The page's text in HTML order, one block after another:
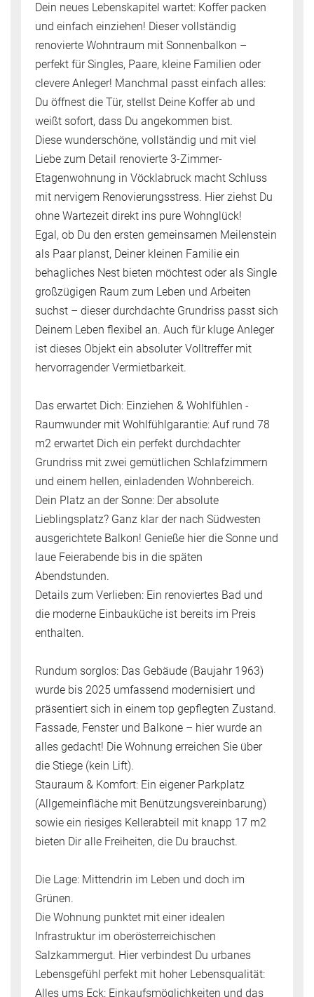
Dein neues Lebenskapitel wartet: Koffer packen
und einfach einziehen! Dieser vollständig
renovierte Wohntraum mit Sonnenbalkon –
perfekt für Singles, Paare, kleine Familien oder
clevere Anleger! Manchmal passt einfach alles:
Du öffnest die Tür, stellst Deine Koffer ab und
weißt sofort, dass Du angekommen bist.
Diese wunderschöne, vollständig und mit viel
Liebe zum Detail renovierte 3-Zimmer-
Etagenwohnung in Vöcklabruck macht Schluss
mit nervigem Renovierungsstress. Hier ziehst Du
ohne Wartezeit direkt ins pure Wohnglück!
Egal, ob Du den ersten gemeinsamen Meilenstein
als Paar planst, Deiner kleinen Familie ein
behagliches Nest bieten möchtest oder als Single
großzügigen Raum zum Leben und Arbeiten
suchst – dieser durchdachte Grundriss passt sich
Deinem Leben flexibel an. Auch für kluge Anleger
ist dieses Objekt ein absoluter Volltreffer mit
hervorragender Vermietbarkeit.
Das erwartet Dich: Einziehen & Wohlfühlen -
Raumwunder mit Wohlfühlgarantie: Auf rund 78
m2 erwartet Dich ein perfekt durchdachter
Grundriss mit zwei gemütlichen Schlafzimmern
und einem hellen, einladenden Wohnbereich.
Dein Platz an der Sonne: Der absolute
Lieblingsplatz? Ganz klar der nach Südwesten
ausgerichtete Balkon! Genieße hier die Sonne und
laue Feierabende bis in die späten
Abendstunden.
Details zum Verlieben: Ein renoviertes Bad und
die moderne Einbauküche ist bereits im Preis
enthalten.
Rundum sorglos: Das Gebäude (Baujahr 1963)
wurde bis 2025 umfassend modernisiert und
präsentiert sich in einem top gepflegten Zustand.
Fassade, Fenster und Balkone – hier wurde an
alles gedacht! Die Wohnung erreichen Sie über
die Stiege (kein Lift).
Stauraum & Komfort: Ein eigener Parkplatz
(Allgemeinfläche mit Benützungsvereinbarung)
sowie ein riesiges Kellerabteil mit knapp 17 m2
bieten Dir alle Freiheiten, die Du brauchst.
Die Lage: Mittendrin im Leben und doch im
Grünen.
Die Wohnung punktet mit einer idealen
Infrastruktur im oberösterreichischen
Salzkammergut. Hier verbindest Du urbanes
Lebensgefühl perfekt mit hoher Lebensqualität:
Alles ums Eck: Einkaufsmöglichkeiten und das